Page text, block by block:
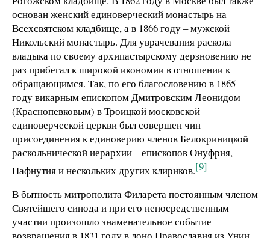
основан женский единоверческий монастырь на
Всехсвятском кладбище, а в 1866 году – мужской
Никольский монастырь. Для уврачевания раскола
владыка по своему архипастырскому дерзновению не
раз прибегал к широкой икономии в отношении к
обращающимся. Так, по его благословению в 1865
году викарным епископом Дмитровским Леонидом
(Краснопевковым) в Троицкой московской
единоверческой церкви был совершен чин
присоединения к единоверию членов Белокриницкой
раскольнической иерархии – епископов Онуфрия,
Пафнутия и нескольких других клириков.[9]
В бытность митрополита Филарета постоянным членом
Святейшего синода и при его непосредственным
участии произошло знаменательное событие